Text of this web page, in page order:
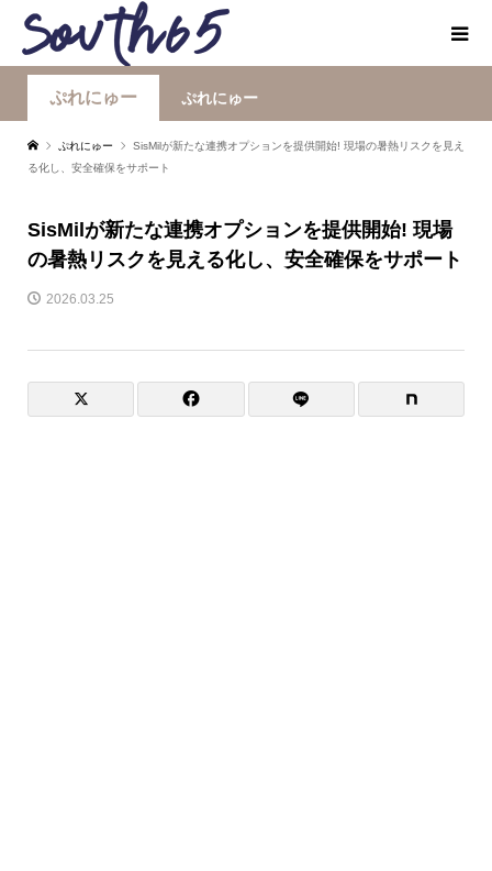
ぷれにゅー ぷれにゅー
ぷれにゅー
SisMilが新たな連携オプションを提供開始! 現場の暑熱リスクを見え
る化し、安全確保をサポート
SisMilが新たな連携オプションを提供開始! 現場
の暑熱リスクを見える化し、安全確保をサポート
2026.03.25